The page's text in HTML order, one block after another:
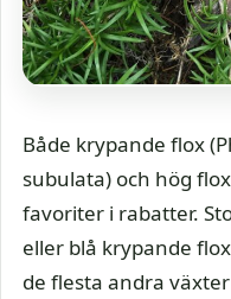
Både krypande flox
subulata) och hög
favoriter i rabatter.
eller blå krypande
de flesta andra